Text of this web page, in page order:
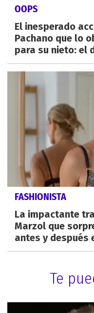
OOPS
El inesperado
Pachano que lo
para su nieto: el
FASHIONISTA
La impactante
Marzol que
antes y después
Te